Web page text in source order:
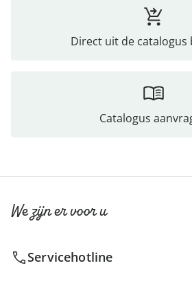
Direct uit de catalogus
Catalogus
We zijn er voor u
Servicehotline